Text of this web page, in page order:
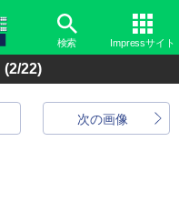
検索 Impressサイト
(2/22)
次の画像